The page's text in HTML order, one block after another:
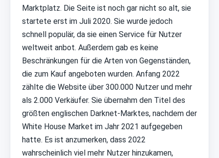
Marktplatz. Die Seite ist noch gar nicht so alt, sie
startete erst im Juli 2020. Sie wurde jedoch
schnell populär, da sie einen Service für Nutzer
weltweit anbot. Außerdem gab es keine
Beschränkungen für die Arten von Gegenständen,
die zum Kauf angeboten wurden. Anfang 2022
zählte die Website über 300.000 Nutzer und mehr
als 2.000 Verkäufer. Sie übernahm den Titel des
größten englischen Darknet-Marktes, nachdem der
White House Market im Jahr 2021 aufgegeben
hatte. Es ist anzumerken, dass 2022
wahrscheinlich viel mehr Nutzer hinzukamen,